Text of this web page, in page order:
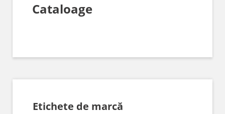
Cataloage
Etichete de marcă